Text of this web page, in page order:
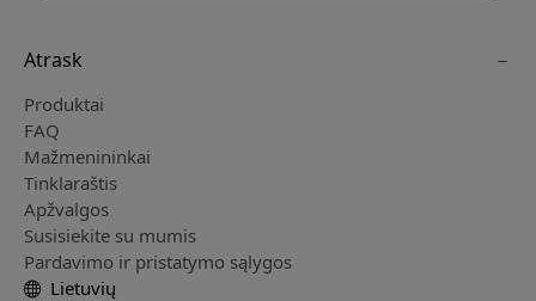
Atrask
Produktai
FAQ
Mažmenininkai
Tinklaraštis
Apžvalgos
Susisiekite su mumis
Pardavimo ir pristatymo sąlygos
Lietuvių